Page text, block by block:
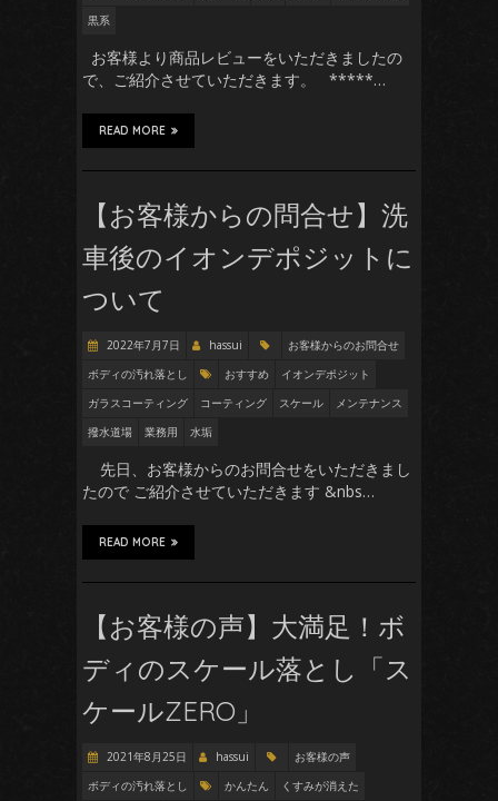
黒系
お客様より商品レビューをいただきましたの
で、ご紹介させていただきます。 *****…
READ MORE
【お客様からの問合せ】洗
車後のイオンデポジットに
ついて
2022年7月7日 hassui
お客様からのお問合せ
ボディの汚れ落とし
おすすめ
イオンデポジット
ガラスコーティング
コーティング スケール
メンテナンス
撥水道場
業務用 水垢
先日、お客様からのお問合せをいただきまし
たので ご紹介させていただきます &nbs…
READ MORE
【お客様の声】大満足！ボ
ディのスケール落とし「ス
ケールZERO」
2021年8月25日 hassui
お客様の声
ボディの汚れ落とし
かんたん
くすみが消えた